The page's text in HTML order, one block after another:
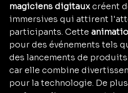
magiciens digitaux créent
immersives qui attirent
participants. Cette
pour des événements tels
des lancements de
car elle combine
pour la technologie. De